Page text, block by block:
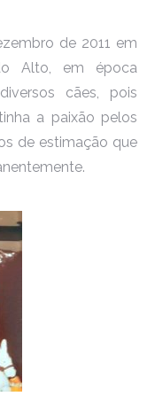
de 2011 em
Alto, em época
cães, pois
a paixão pelos
de estimação que